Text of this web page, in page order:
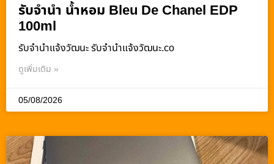
รับจำนำ น้ำหอม Bleu De Chanel EDP
100ml
รับจํานําแจ้งวัฒนะ รับจํานําแจ้งวัฒนะ.co
ดูเพิ่มเติม »
05/08/2026